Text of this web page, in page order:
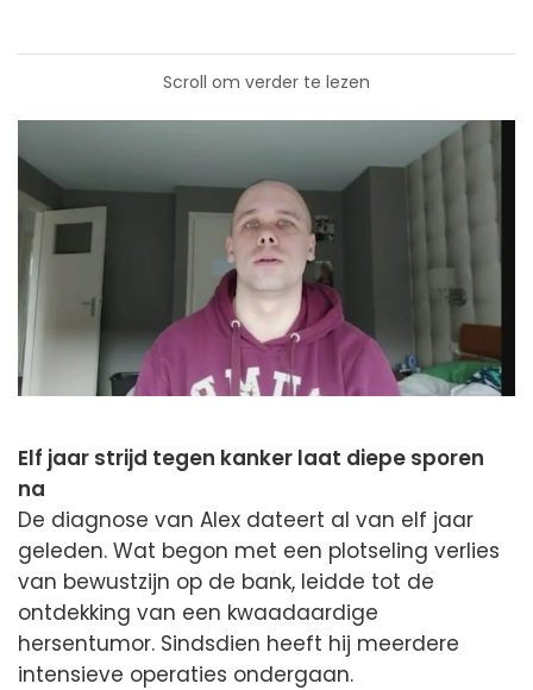
Scroll om verder te lezen
Elf jaar strijd tegen kanker laat diepe sporen
na
De diagnose van Alex dateert al van elf jaar
geleden. Wat begon met een plotseling verlies
van bewustzijn op de bank, leidde tot de
ontdekking van een kwaadaardige
hersentumor. Sindsdien heeft hij meerdere
intensieve operaties ondergaan.